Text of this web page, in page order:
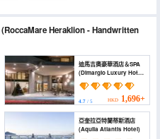
(RoccaMare Heraklion - Handwritten
迪馬吉奧豪華酒店＆SPA
(Dimargio Luxury Hotel
& Spa)
4.7/ 5 HKD 1,696+
亞奎拉亞特蘭蒂斯酒店
(Aquila Atlantis Hotel)